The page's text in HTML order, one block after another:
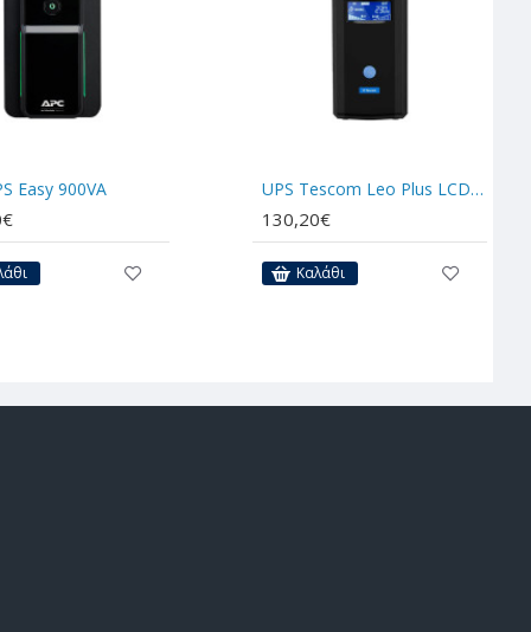
Easy 900VA UPS Tescom Leo Plus LCD 1200VA/720W
130,20€
Καλάθι